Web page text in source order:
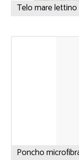
Telo mare lettino
Poncho